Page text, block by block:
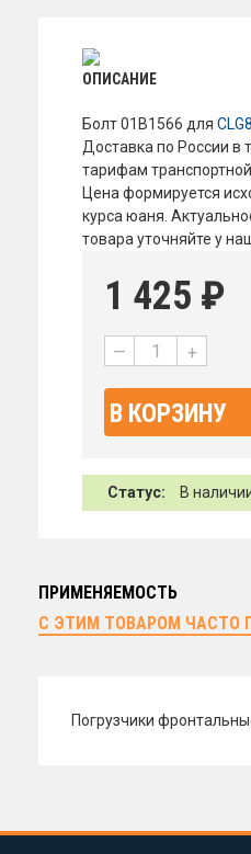
ОПИСАНИЕ
Болт 01B1566 для
Доставка по России в
тарифам
Цена формируется
курса юаня.
товара уточняйте у
1 425 ₽
— +
В КОРЗИНУ
Статус: В
ПРИМЕНЯЕМОСТЬ
С ЭТИМ ТОВАРОМ ЧАСТО
Погрузчики